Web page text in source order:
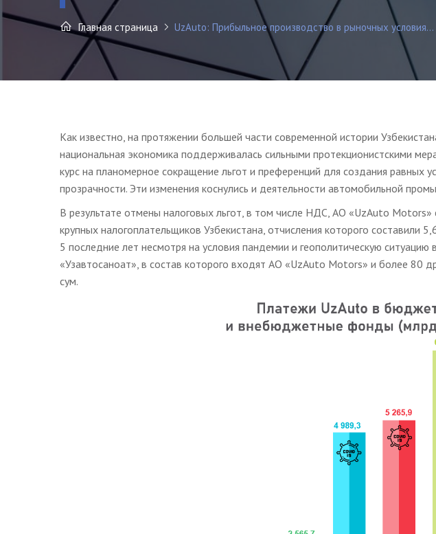
Главная страница UzAuto: Прибыльное производство в рыночных условия...
Как известно, на протяжении большей части современной истории
национальная экономика поддерживалась сильными протекционистскими
курс на планомерное сокращение льгот и преференций для создания равных
прозрачности. Эти изменения коснулись и деятельности автомобильной
В результате отмены налоговых льгот, в том числе НДС, АО «UzAuto
крупных налогоплательщиков Узбекистана, отчисления которого
5 последние лет несмотря на условия пандемии и геополитическую
«Узавтосаноат», в состав которого входят АО «UzAuto Motors» и более 80
сум.